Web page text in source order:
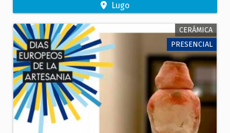
Lugo
CERÁMICA
PRESENCIAL